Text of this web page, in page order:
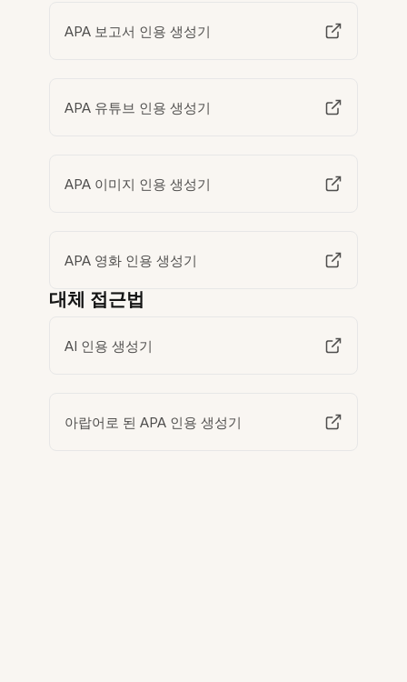
APA 보고서 인용 생성기
APA 유튜브 인용 생성기
APA 이미지 인용 생성기
APA 영화 인용 생성기
대체 접근법
AI 인용 생성기
아랍어로 된 APA 인용 생성기